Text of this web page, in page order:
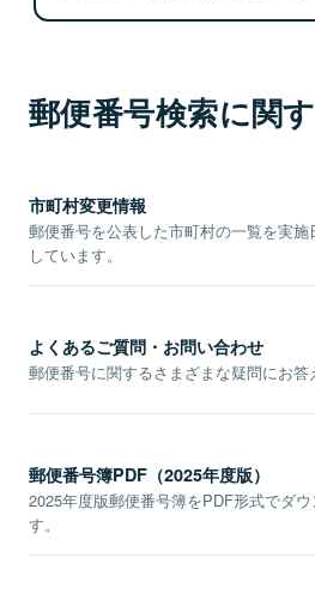
郵便番号検索に関
市町村変更情報
郵便番号を公表した市町村の一覧を実
しています。
よくあるご質問・お問い合わせ
郵便番号に関するさまざまな疑問にお答
郵便番号簿PDF（2025年度版）
2025年度版郵便番号簿をPDF形式でダ
す。